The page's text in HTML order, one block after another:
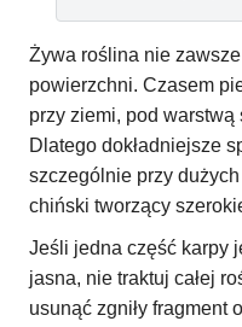
Żywa roślina nie
powierzchni. Czasem
przy ziemi, pod
Dlatego dokładniejsze
szczególnie przy
chiński tworzący
Jeśli jedna część karpy
jasna, nie traktuj całej
usunąć zgniły fragment